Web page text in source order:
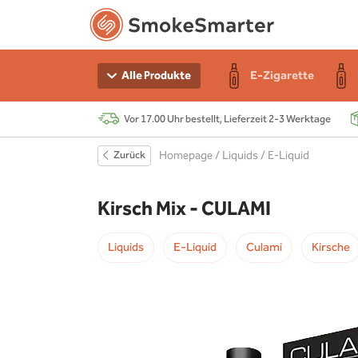
Alle Produkte E-Zigarette
Vor 17.00 Uhr bestellt, Lieferzeit 2-3 Werktage
Zurück Homepage/Liquids/E-Liquid
Kirsch Mix - CULAMI
Liquids E-Liquid Culami Kirsche